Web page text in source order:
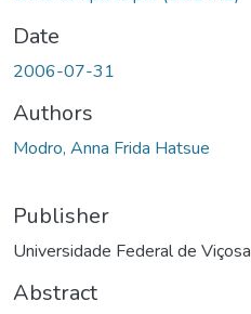
Date
2006-07-31
Authors
Modro, Anna Frida Hatsue
Publisher
Universidade Federal de Viçosa
Abstract